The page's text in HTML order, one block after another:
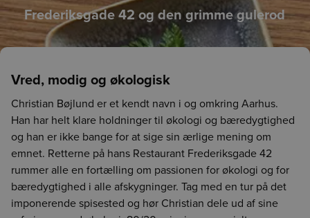
Frederiksgade 42 og den grimme gulerod
Vred, modig og økologisk
Christian Bøjlund er et kendt navn i og omkring Aarhus.
Han har helt klare holdninger til økologi og bæredygtighed
og han er ikke bange for at sige sin ærlige mening om
emnet. Retterne på hans Restaurant Frederiksgade 42
rummer alle en fortælling om passionen for økologi og for
bæredygtighed i alle afskygninger. Tag med en tur på det
imponerende spisested og hør Christian dele ud af sine